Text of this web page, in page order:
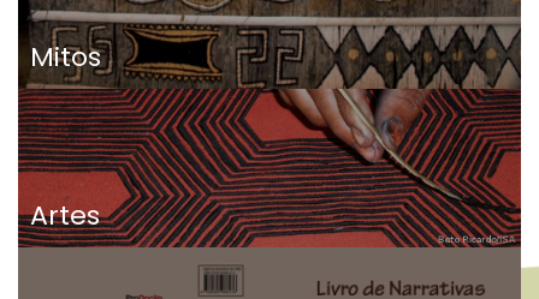
Mitos
Artes